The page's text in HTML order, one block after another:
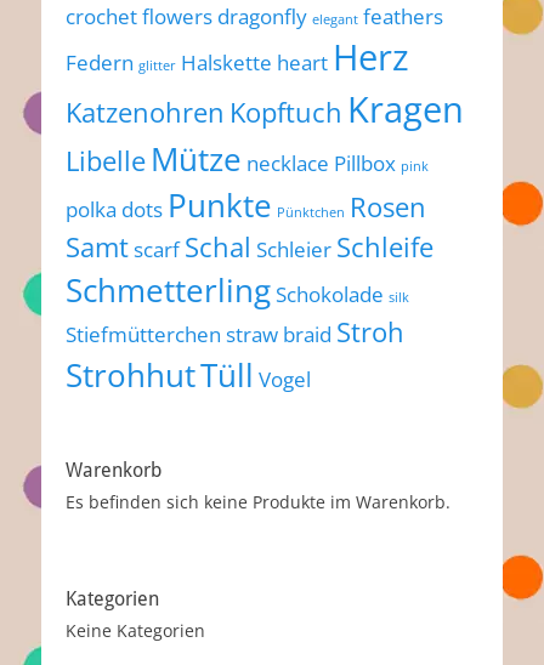
crochet flowers dragonfly elegant feathers
Federn glitter Halskette heart Herz
Katzenohren Kopftuch Kragen
Libelle Mütze necklace Pillbox pink
polka dots Punkte Pünktchen Rosen
Samtscarf Schal Schleier Schleife
SchmetterlingSchokolade silk
Stiefmütterchen straw braid Stroh
StrohhutTüll Vogel
Warenkorb
Es befinden sich keine Produkte im Warenkorb.
Kategorien
Keine Kategorien